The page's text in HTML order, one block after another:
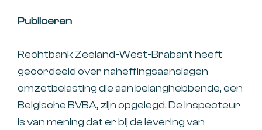
Publiceren
Rechtbank Zeeland-West-Brabant heeft
geoordeeld over naheffingsaanslagen
omzetbelasting die aan belanghebbende, een
Belgische BVBA, zijn opgelegd. De inspecteur
is van mening dat er bij de levering van